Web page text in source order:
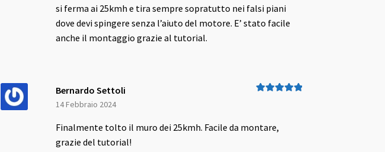
si ferma ai 25kmh e tira sempre sopratutto nei falsi piani
dove devi spingere senza l’aiuto del motore. E’ stato facile
anche il montaggio grazie al tutorial.
Bernardo Settoli
14 Febbraio 2024
Finalmente tolto il muro dei 25kmh. Facile da montare,
grazie del tutorial!